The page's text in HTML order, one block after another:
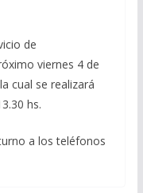
de
viernes 4 de
cual se realizará
hs.
a los teléfonos